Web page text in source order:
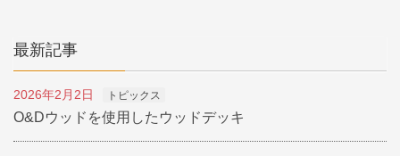
最新記事
2026年2月2日 トピックス
O&Dウッドを使用したウッドデッキ